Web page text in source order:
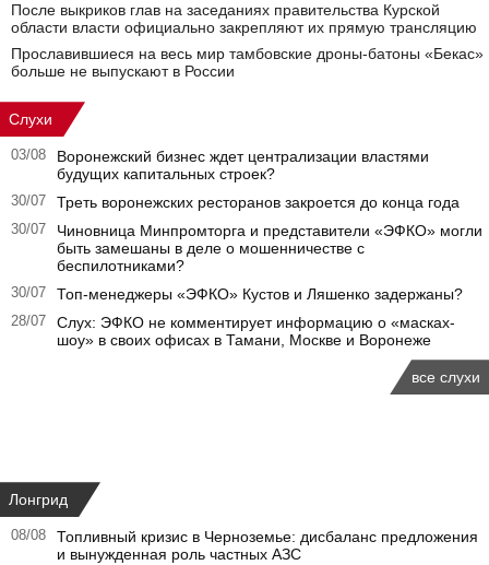
После выкриков глав на заседаниях правительства Курской
области власти официально закрепляют их прямую трансляцию
Прославившиеся на весь мир тамбовские дроны-батоны «Бекас»
больше не выпускают в России
Слухи
03/08
Воронежский бизнес ждет централизации властями
будущих капитальных строек?
30/07 Треть воронежских ресторанов закроется до конца года
30/07
Чиновница Минпромторга и представители «ЭФКО» могли
быть замешаны в деле о мошенничестве с
беспилотниками?
30/07 Топ-менеджеры «ЭФКО» Кустов и Ляшенко задержаны?
28/07
Слух: ЭФКО не комментирует информацию о «масках-
шоу» в своих офисах в Тамани, Москве и Воронеже
все слухи
Лонгрид
08/08
Топливный кризис в Черноземье: дисбаланс предложения
и вынужденная роль частных АЗС